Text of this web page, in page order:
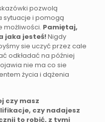
pozwolą
sytuacje i pomogą
możliwości. Pamiętaj,
jaka jesteś!Nigdy
sie uczyć przez cale
odkładać na później
nie ma co sie
życia i dążenia
czy masz
czy nadajesz
to robić, z tymi